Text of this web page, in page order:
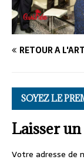
RETOUR À
SOYEZ LE
Laisser
Votre adresse de